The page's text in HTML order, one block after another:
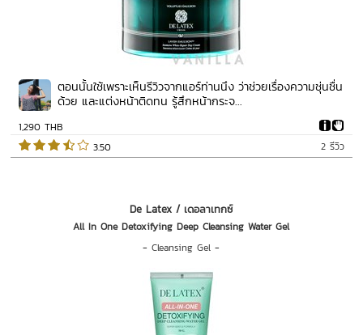
ตอนนั้นใช้เพราะเห็นรีวิวจากแอร์ท่านนึง ว่าช่วยเรื่องความชุ่นชื่น
ด้วย และแต่งหน้าติดทน รู้สึกหน้ากระจ...
1,290 THB
2 รีวิว
3.50
De Latex / เดอลาเทกซ์
All In One Detoxifying Deep Cleansing Water Gel‎
-Cleansing Gel -